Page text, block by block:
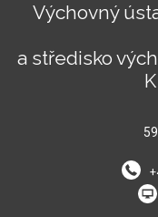
Výchovný
a středisko